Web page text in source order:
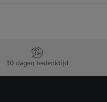
30 dagen bedenktijd